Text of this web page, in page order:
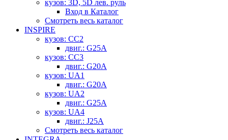
кузов: 3D, 5D лев. руль
Вход в Каталог
Смотреть весь каталог
INSPIRE
кузов: CC2
двиг.: G25A
кузов: CC3
двиг.: G20A
кузов: UA1
двиг.: G20A
кузов: UA2
двиг.: G25A
кузов: UA4
двиг.: J25A
Смотреть весь каталог